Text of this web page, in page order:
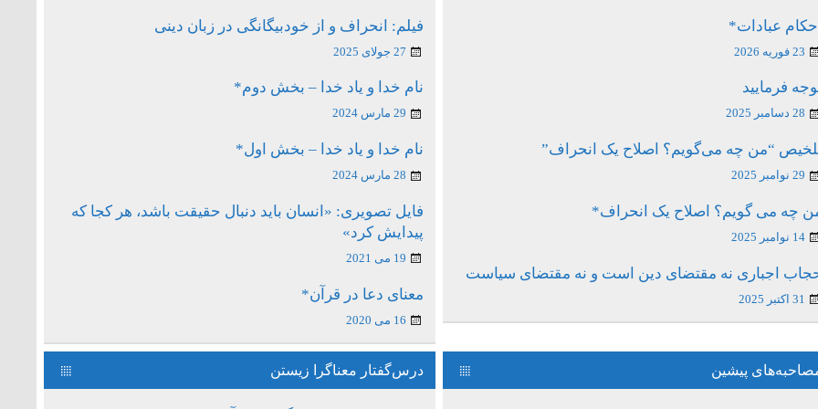
فیلم: انحراف و از خودبیگانگی در زبان دینی
27 جولای 2025
نام خدا و یاد خدا – بخش دوم*
29 مارس 2024
نام خدا و یاد خدا – بخش اول*
28 مارس 2024
فایل تصویری: «انسان باید دنبال حقیقت باشد، هر کجا که
پیدایش کرد»
19 می 2021
معنای دعا در قرآن*
16 می 2020
احکام عبادات*
23 فوریه 2026
فرمایید
28 دسامبر 2025
“من چه می‌گویم؟ اصلاح یک انحراف”
29 نوامبر 2025
چه می گویم؟ اصلاح یک انحراف*
14 نوامبر 2025
اجباری نه مقتضای دین است و نه مقتضای سیاست
31 اکتبر 2025
درس‌گفتار معناگرا زیستن پیشین